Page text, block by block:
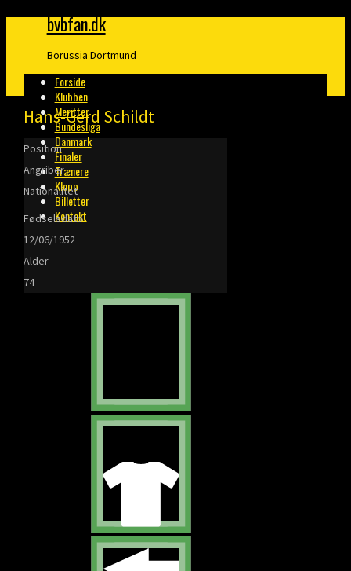
bvbfan.dk
Borussia Dortmund
Forside
Klubben
Meritter
Bundesliga
Danmark
Finaler
Trænere
Klopp
Billetter
Kontakt
Hans-Gerd Schildt
Position
Angriber
Nationalitet
Fødselsdato
12/06/1952
Alder
74